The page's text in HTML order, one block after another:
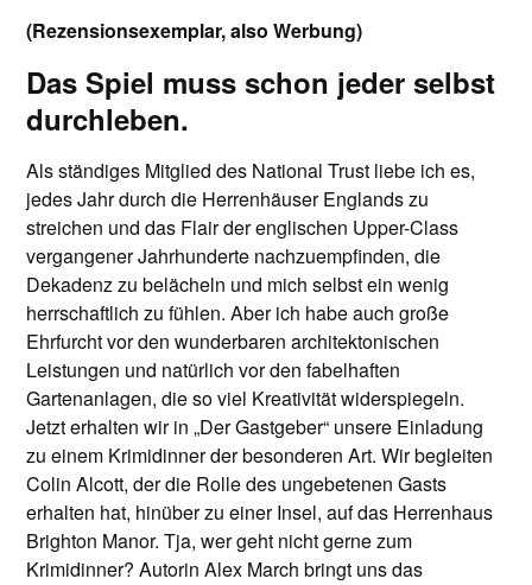
(Rezensionsexemplar, also Werbung)
Das Spiel muss schon jeder selbst
durchleben.
Als ständiges Mitglied des National Trust liebe ich es,
jedes Jahr durch die Herrenhäuser Englands zu
streichen und das Flair der englischen Upper-Class
vergangener Jahrhunderte nachzuempfinden, die
Dekadenz zu belächeln und mich selbst ein wenig
herrschaftlich zu fühlen. Aber ich habe auch große
Ehrfurcht vor den wunderbaren architektonischen
Leistungen und natürlich vor den fabelhaften
Gartenanlagen, die so viel Kreativität widerspiegeln.
Jetzt erhalten wir in „Der Gastgeber“ unsere Einladung
zu einem Krimidinner der besonderen Art. Wir begleiten
Colin Alcott, der die Rolle des ungebetenen Gasts
erhalten hat, hinüber zu einer Insel, auf das Herrenhaus
Brighton Manor. Tja, wer geht nicht gerne zum
Krimidinner? Autorin Alex March bringt uns das